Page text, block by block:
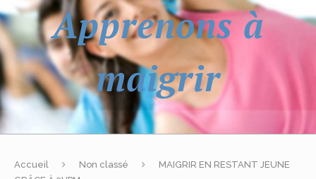
Apprenons à
maigrir
Accueil Non classé
MAIGRIR EN RESTANT JEUNE